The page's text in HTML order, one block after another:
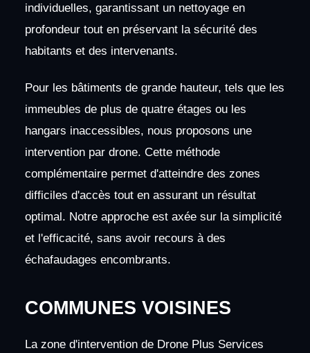
individuelles, garantissant un nettoyage en
profondeur tout en préservant la sécurité des
habitants et des intervenants.
Pour les bâtiments de grande hauteur, tels que les
immeubles de plus de quatre étages ou les
hangars inaccessibles, nous proposons une
intervention par drone. Cette méthode
complémentaire permet d'atteindre des zones
difficiles d'accès tout en assurant un résultat
optimal. Notre approche est axée sur la simplicité
et l'efficacité, sans avoir recours à des
échafaudages encombrants.
COMMUNES VOISINES
La zone d'intervention de Drone Plus Services